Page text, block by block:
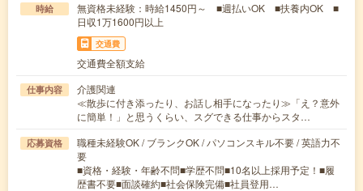
時給
無資格未経験：時給1450円～ ■週払いOK ■扶養内OK ■
日収1万1600円以上
交通費
交通費全額支給
仕事内容
介護関連
≪散歩に付き添ったり、お話し相手になったり≫「え？意外
に簡単！」と思うくらい、スグできる仕事からスタ…
応募資格
職種未経験OK / ブランクOK / パソコンスキル不要 / 英語力不
要
■資格・経験・年齢不問■学歴不問■10名以上採用予定！■履
歴書不要■面談確約■社会保険完備■社員登用…